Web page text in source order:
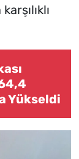
Yükseldi